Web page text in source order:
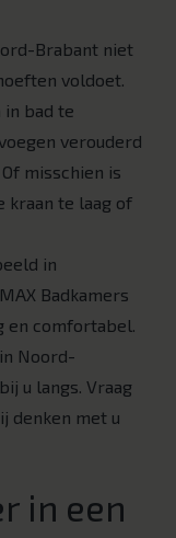
Brabant niet
voldoet.
bad te
verouderd
misschien is
kraan te laag of
in
Badkamers
en comfortabel.
Noord-
u langs. Vraag
denken met u
in een